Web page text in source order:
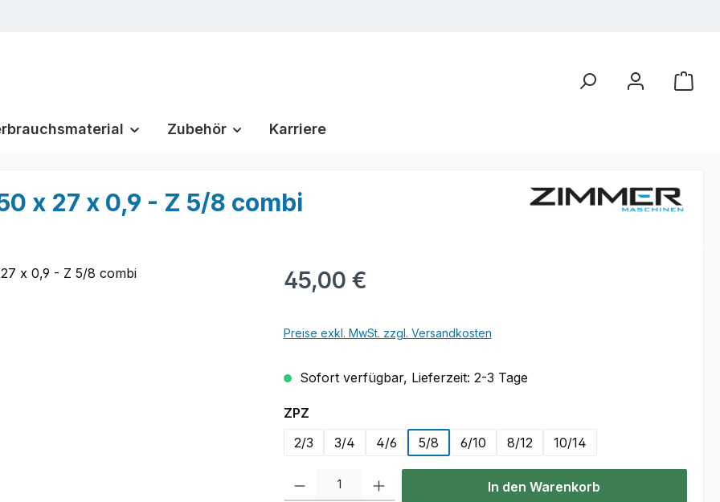
Zubehör Karriere
x 27 x 0,9 - Z 5/8 combi
Regulärer Preis:
45,00 €
Preise exkl. MwSt. zzgl. Versandkosten
Sofort verfügbar, Lieferzeit: 2-3 Tage
ZPZauswählen
2/3
3/4 4/6 5/8 6/10 8/12 10/14
Produkt Anzahl: Gib den gewünschten Wert ein oder benutze die Schaltflächen
In den Warenkorb